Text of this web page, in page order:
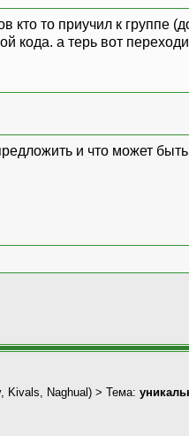
кто то приучил к группе
кода. а терь вот
и что может
, Kivals Naghual) > Тема: